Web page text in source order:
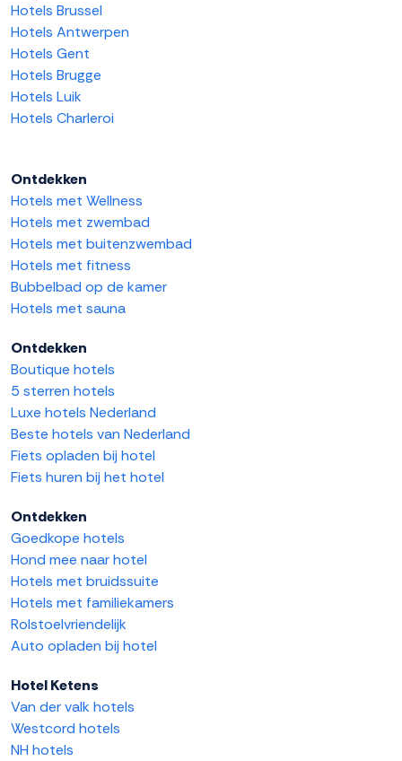
Hotels Brussel
Hotels Antwerpen
Hotels Gent
Hotels Brugge
Hotels Luik
Hotels Charleroi
Ontdekken
Hotels met Wellness
Hotels met zwembad
Hotels met buitenzwembad
Hotels met fitness
Bubbelbad op de kamer
Hotels met sauna
Ontdekken
Boutique hotels
5 sterren hotels
Luxe hotels Nederland
Beste hotels van Nederland
Fiets opladen bij hotel
Fiets huren bij het hotel
Ontdekken
Goedkope hotels
Hond mee naar hotel
Hotels met bruidssuite
Hotels met familiekamers
Rolstoelvriendelijk
Auto opladen bij hotel
Hotel Ketens
Van der valk hotels
Westcord hotels
NH hotels